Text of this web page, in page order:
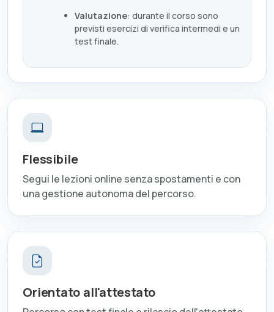
Valutazione: durante il corso sono
previsti esercizi di verifica intermedi e un
test finale.
Flessibile
Segui le lezioni online senza spostamenti e con
una gestione autonoma del percorso.
Orientato all'attestato